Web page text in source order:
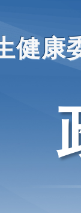
健康